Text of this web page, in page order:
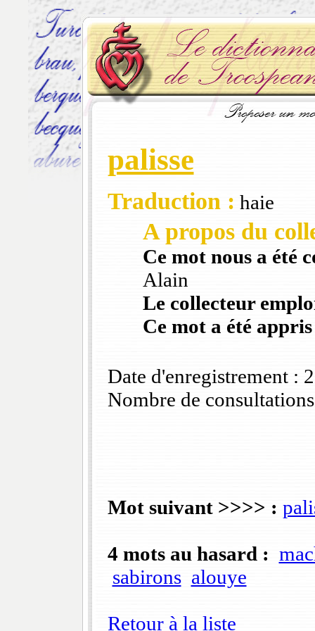
palisse
Traduction : haie
A propos du
Ce mot nous a été
Alain
Le collecteur
Ce mot a été
Date d'enregistrement :
Nombre de
Mot suivant >>>> :
4 mots au hasard :
sabirons alouye
Retour à la liste